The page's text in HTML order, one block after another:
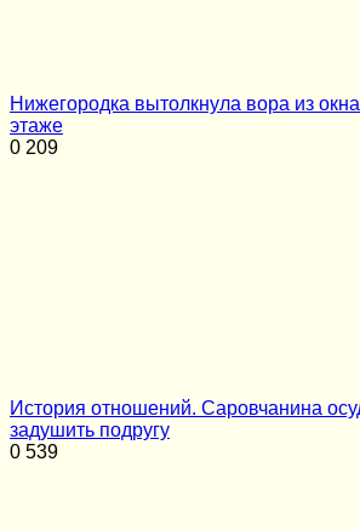
Нижегородка вытолкнула вора из
этаже
0 209
История отношений. Саровчанина
задушить подругу
0 539